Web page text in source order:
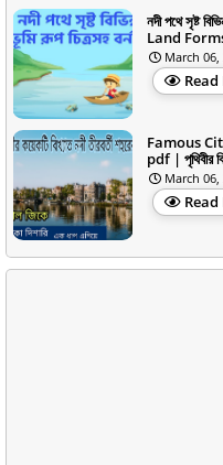
নদী পথে সৃষ্ট
Land
March 06,
Famous
pdf | পৃথিবীর
March 06,